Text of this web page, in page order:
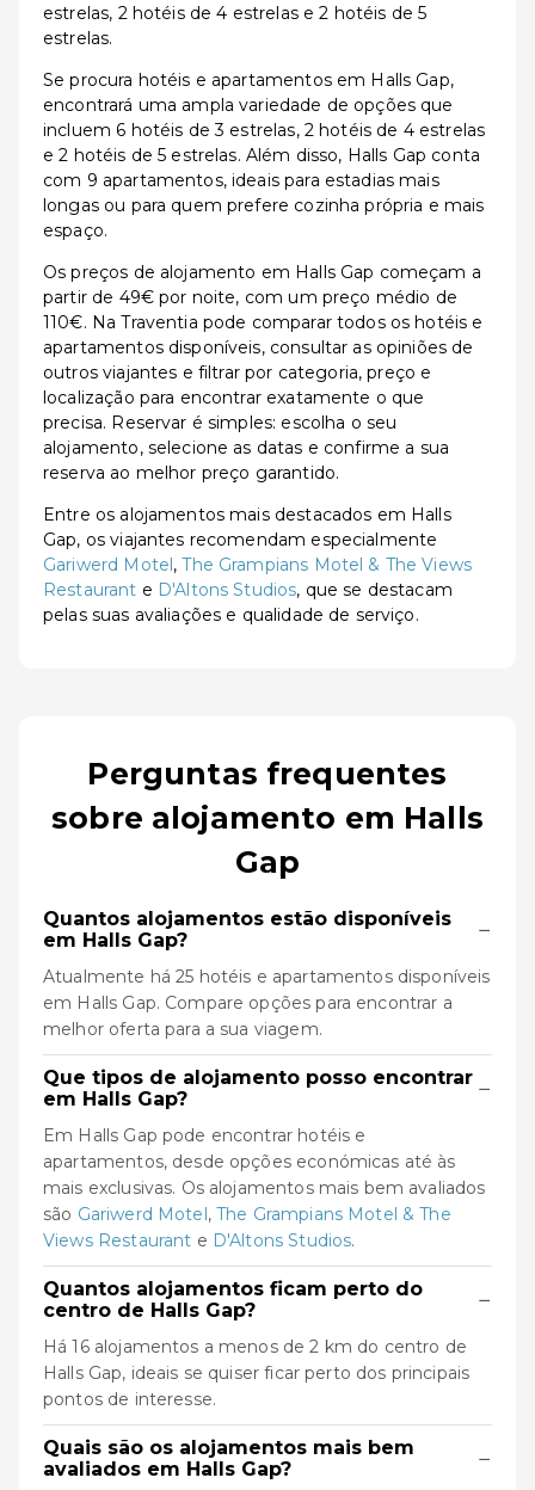
estrelas, 2 hotéis de 4 estrelas e 2 hotéis de 5
estrelas.
Se procura hotéis e apartamentos em Halls Gap,
encontrará uma ampla variedade de opções que
incluem 6 hotéis de 3 estrelas, 2 hotéis de 4 estrelas
e 2 hotéis de 5 estrelas. Além disso, Halls Gap conta
com 9 apartamentos, ideais para estadias mais
longas ou para quem prefere cozinha própria e mais
espaço.
Os preços de alojamento em Halls Gap começam a
partir de 49€ por noite, com um preço médio de
110€. Na Traventia pode comparar todos os hotéis e
apartamentos disponíveis, consultar as opiniões de
outros viajantes e filtrar por categoria, preço e
localização para encontrar exatamente o que
precisa. Reservar é simples: escolha o seu
alojamento, selecione as datas e confirme a sua
reserva ao melhor preço garantido.
Entre os alojamentos mais destacados em Halls
Gap, os viajantes recomendam especialmente
Gariwerd Motel,The Grampians Motel & The Views
Restaurant e D'Altons Studios, que se destacam
pelas suas avaliações e qualidade de serviço.
Perguntas frequentes
sobre alojamento em Halls
Gap
Quantos alojamentos estão disponíveis
em Halls Gap?
−
Atualmente há 25 hotéis e apartamentos disponíveis
em Halls Gap. Compare opções para encontrar a
melhor oferta para a sua viagem.
Que tipos de alojamento posso encontrar
em Halls Gap?
−
Em Halls Gap pode encontrar hotéis e
apartamentos, desde opções económicas até às
mais exclusivas. Os alojamentos mais bem avaliados
são Gariwerd Motel,The Grampians Motel & The
Views Restaurant e D'Altons Studios.
Quantos alojamentos ficam perto do
centro de Halls Gap?
−
Há 16 alojamentos a menos de 2 km do centro de
Halls Gap, ideais se quiser ficar perto dos principais
pontos de interesse.
Quais são os alojamentos mais bem
avaliados em Halls Gap?
−